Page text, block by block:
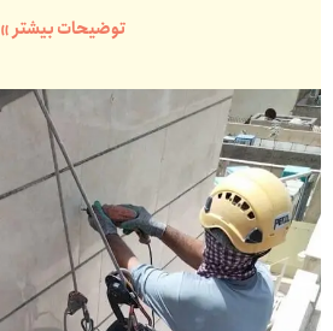
توضیحات بیشتر »